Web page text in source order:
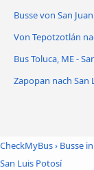
Busse von San
Von Tepotzotlán
Bus Toluca, ME -
Zapopan nach San
CheckMyBus› Busse
San Luis Potosí